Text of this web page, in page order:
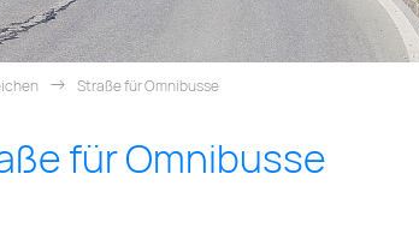
Straße für Omnibusse
für Omnibusse